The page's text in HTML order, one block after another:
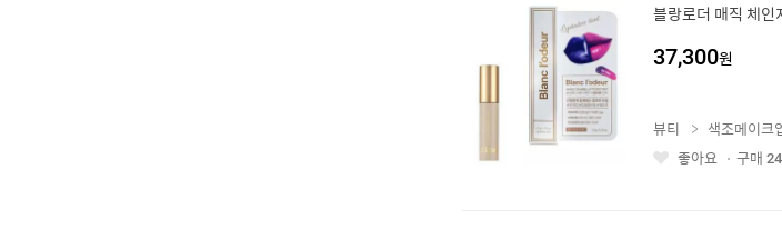
블랑로더 매직 체인
37,300원
좋
뷰티 색조메이크
좋아요
구매